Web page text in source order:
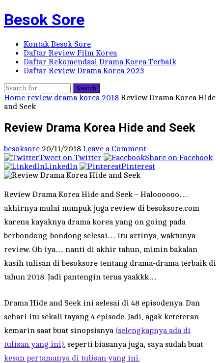
Besok Sore
Kontak Besok Sore
Daftar Review Film Korea
Daftar Rekomendasi Drama Korea Terbaik
Daftar Review Drama Korea 2023
Search
Home review drama korea 2018 Review Drama Korea Hide
and Seek
Review Drama Korea Hide and Seek
besoksore 20/11/2018 Leave a Comment
Tweet on Twitter
Share on Facebook
LinkedIn
Pinterest
Review Drama Korea Hide and Seek – Haloooooo….
akhirnya mulai numpuk juga review di besoksore.com
karena kayaknya drama korea yang on going pada
berbondong-bondong selesai… itu artinya, waktunya
review. Oh iya… nanti di akhir tahun, mimin bakalan
kasih tulisan di besoksore tentang drama-drama terbaik di
tahun 2018. Jadi pantengin terus yaakkk…
Drama Hide and Seek ini selesai di 48 episodenya. Dan
sehari itu sekali tayang 4 episode. Jadi, agak keteteran
kemarin saat buat sinopsisnya (selengkapnya ada di
tulisan yang ini). seperti biasanya juga, saya sudah buat
kesan pertamanya di tulisan yang ini.